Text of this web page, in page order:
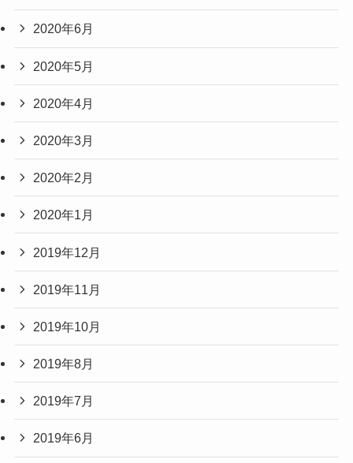
2020年6月
2020年5月
2020年4月
2020年3月
2020年2月
2020年1月
2019年12月
2019年11月
2019年10月
2019年8月
2019年7月
2019年6月